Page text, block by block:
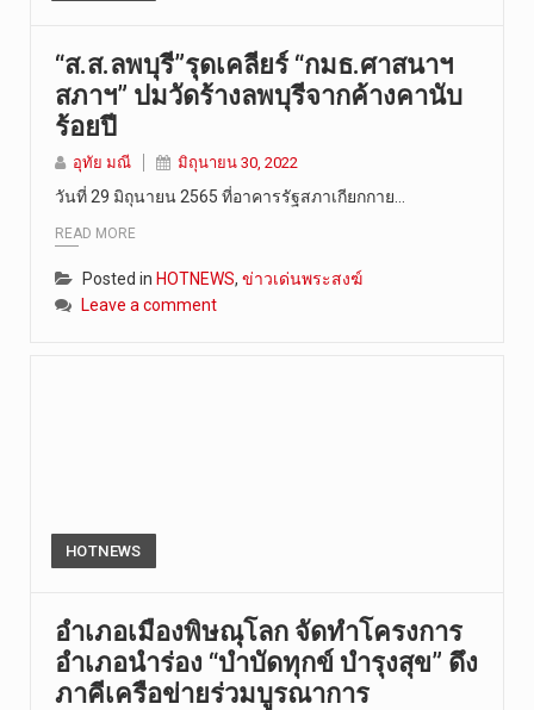
“ส.ส.ลพบุรี”รุดเคลียร์ “กมธ.ศาสนาฯ
สภาฯ” ปมวัดร้างลพบุรีจากค้างคานับ
ร้อยปี
อุทัย มณี มิถุนายน 30, 2022
วันที่ 29 มิถุนายน 2565 ที่อาคารรัฐสภาเกียกกาย…
READ MORE
Posted in HOTNEWS, ข่าวเด่นพระสงฆ์
Leave a comment
HOTNEWS
อำเภอเมืองพิษณุโลก จัดทำโครงการ
อำเภอนำร่อง “บำบัดทุกข์ บำรุงสุข” ดึง
ภาคีเครือข่ายร่วมบูรณาการ